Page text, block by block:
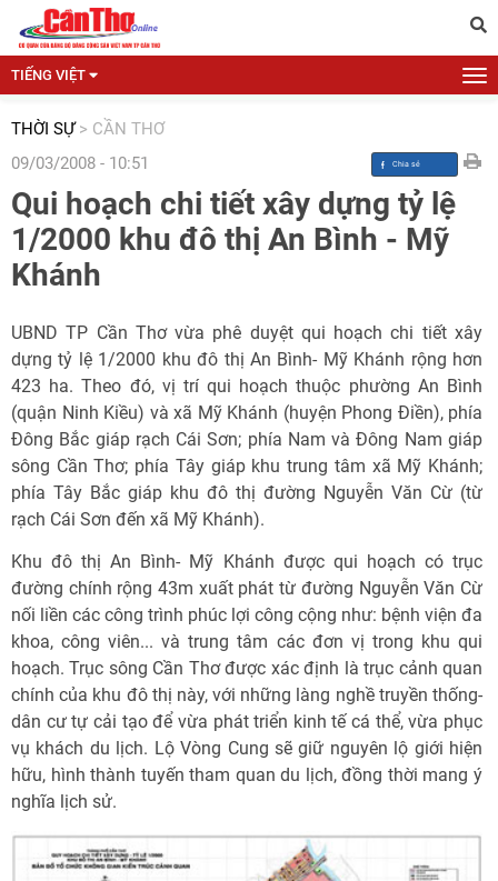
TIẾNG VIỆT
THỜI SỰ > CẦN THƠ
09/03/2008 - 10:51
Qui hoạch chi tiết xây dựng tỷ lệ
1/2000 khu đô thị An Bình - Mỹ
Khánh
UBND TP Cần Thơ vừa phê duyệt qui hoạch chi tiết xây
dựng tỷ lệ 1/2000 khu đô thị An Bình- Mỹ Khánh rộng hơn
423 ha. Theo đó, vị trí qui hoạch thuộc phường An Bình
(quận Ninh Kiều) và xã Mỹ Khánh (huyện Phong Điền), phía
Đông Bắc giáp rạch Cái Sơn; phía Nam và Đông Nam giáp
sông Cần Thơ; phía Tây giáp khu trung tâm xã Mỹ Khánh;
phía Tây Bắc giáp khu đô thị đường Nguyễn Văn Cừ (từ
rạch Cái Sơn đến xã Mỹ Khánh).
Khu đô thị An Bình- Mỹ Khánh được qui hoạch có trục
đường chính rộng 43m xuất phát từ đường Nguyễn Văn Cừ
nối liền các công trình phúc lợi công cộng như: bệnh viện đa
khoa, công viên... và trung tâm các đơn vị trong khu qui
hoạch. Trục sông Cần Thơ được xác định là trục cảnh quan
chính của khu đô thị này, với những làng nghề truyền thống-
dân cư tự cải tạo để vừa phát triển kinh tế cá thể, vừa phục
vụ khách du lịch. Lộ Vòng Cung sẽ giữ nguyên lộ giới hiện
hữu, hình thành tuyến tham quan du lịch, đồng thời mang ý
nghĩa lịch sử.